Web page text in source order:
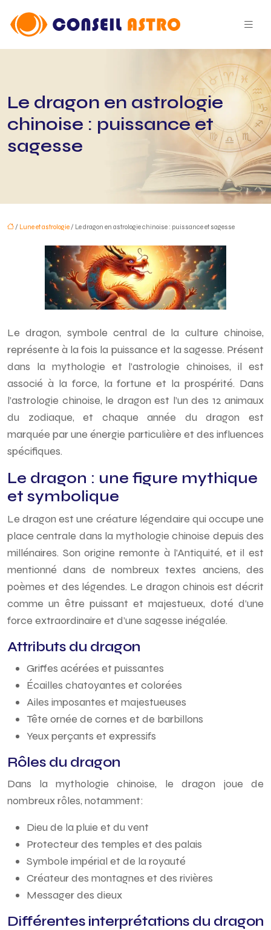
Le dragon en astrologie
chinoise : puissance et
sagesse
/ Lune et astrologie/ Le dragon en astrologie chinoise : puissance et sagesse
Le dragon, symbole central de la culture chinoise,
représente à la fois la puissance et la sagesse. Présent
dans la mythologie et l’astrologie chinoises, il est
associé à la force, la fortune et la prospérité. Dans
l’astrologie chinoise, le dragon est l’un des 12 animaux
du zodiaque, et chaque année du dragon est
marquée par une énergie particulière et des influences
spécifiques.
Le dragon : une figure mythique
et symbolique
Le dragon est une créature légendaire qui occupe une
place centrale dans la mythologie chinoise depuis des
millénaires. Son origine remonte à l’Antiquité, et il est
mentionné dans de nombreux textes anciens, des
poèmes et des légendes. Le dragon chinois est décrit
comme un être puissant et majestueux, doté d’une
force extraordinaire et d’une sagesse inégalée.
Attributs du dragon
Griffes acérées et puissantes
Écailles chatoyantes et colorées
Ailes imposantes et majestueuses
Tête ornée de cornes et de barbillons
Yeux perçants et expressifs
Rôles du dragon
Dans la mythologie chinoise, le dragon joue de
nombreux rôles, notamment:
Dieu de la pluie et du vent
Protecteur des temples et des palais
Symbole impérial et de la royauté
Créateur des montagnes et des rivières
Messager des dieux
Différentes interprétations du dragon